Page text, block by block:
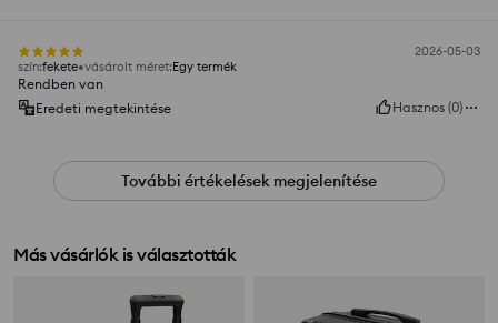
2026-05-03
szín:fekete vásárolt méret:Egy termék
Rendben van
Eredeti megtekintése
Hasznos (0)
További értékelések megjelenítése
Más vásárlók is választották